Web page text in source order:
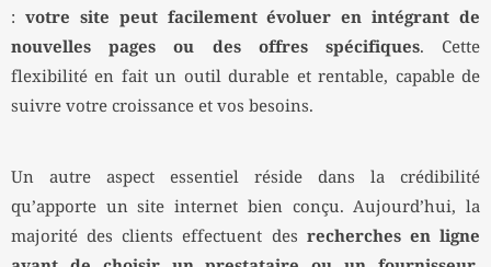
: votre site peut facilement évoluer en intégrant de
nouvelles pages ou des offres spécifiques. Cette
flexibilité en fait un outil durable et rentable, capable de
suivre votre croissance et vos besoins.
Un autre aspect essentiel réside dans la crédibilité
qu’apporte un site internet bien conçu. Aujourd’hui, la
majorité des clients effectuent des recherches en ligne